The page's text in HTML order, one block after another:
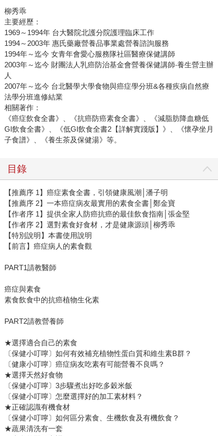
柳秀乖
主要經歷：
1969～1994年 台大醫院北護分院護理臨床工作
1994～2003年 惠氏藥廠營養品事業處營養諮詢服務
1994年～迄今 女青年會愛心服務隊社區醫療保健講師
2003年～迄今 財團法人乳癌防治基金會營養保健講師‧養生營主辦
人
2007年～迄今 台北醫學大學食物與癌症學分班&各種疾病自然療
法學分班進修結業
相關著作：
《癌症飲食全書》、《抗癌防癌素食全書》、《減脂肪降血糖低
GI飲食全書》、《低GI飲食全書2【詳解實踐版】》、《懷孕坐月
子食譜》、《養生茶及保健湯》等。
目錄
【推薦序 1】癌症素食全書，引領健康風潮│潘子明
【推薦序 2】一本癌症病友最實用的素食全書│鄭金寶
【作者序 1】提供全家人防癌抗癌的最佳飲食指南│張金堅
【作者序 2】選對素食好食材，才是健康源頭│柳秀乖
【特別說明】本書使用說明
【前言】癌症病人的素食觀
PART1請教醫師
癌症與素食
素食飲食中的抗癌植物生化素
PART2請教營養師
★選擇適合自己的素食
〔保健小叮嚀〕如何有效補充植物性蛋白質和維生素B群？
〔健康小叮嚀〕癌症病友吃素有可能營養不良嗎？
★選擇天然好食物
〔保健小叮嚀〕3步驟煮出好吃多穀米飯
〔保健小叮嚀〕怎麼選擇好的加工素材料？
★正確認識有機食材
〔保健小叮嚀〕如何區分素食、生機飲食及有機飲食？
★蔬果清洗有一套